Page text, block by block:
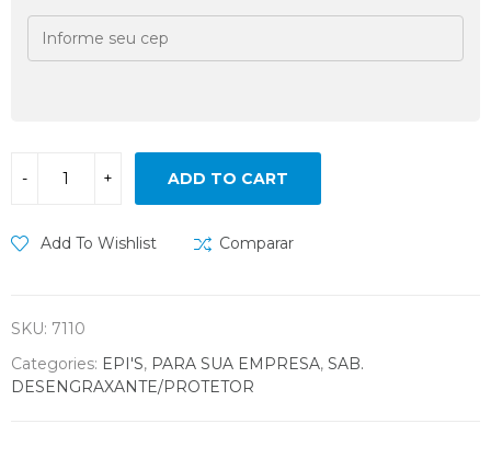
ADD TO CART
Add To Wishlist Comparar
SKU: 7110
Categories: EPI'S, PARA SUA EMPRESA, SAB.
DESENGRAXANTE/PROTETOR